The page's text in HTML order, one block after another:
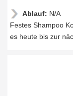
Ablauf: N/A
Festes Shampoo
es heute bis zur